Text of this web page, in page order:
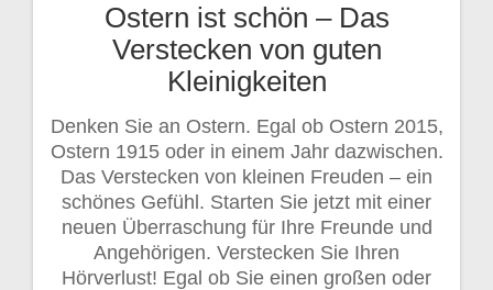
Ostern ist schön – Das
Verstecken von guten
Kleinigkeiten
Denken Sie an Ostern. Egal ob Ostern 2015,
Ostern 1915 oder in einem Jahr dazwischen.
Das Verstecken von kleinen Freuden – ein
schönes Gefühl. Starten Sie jetzt mit einer
neuen Überraschung für Ihre Freunde und
Angehörigen. Verstecken Sie Ihren
Hörverlust! Egal ob Sie einen großen oder